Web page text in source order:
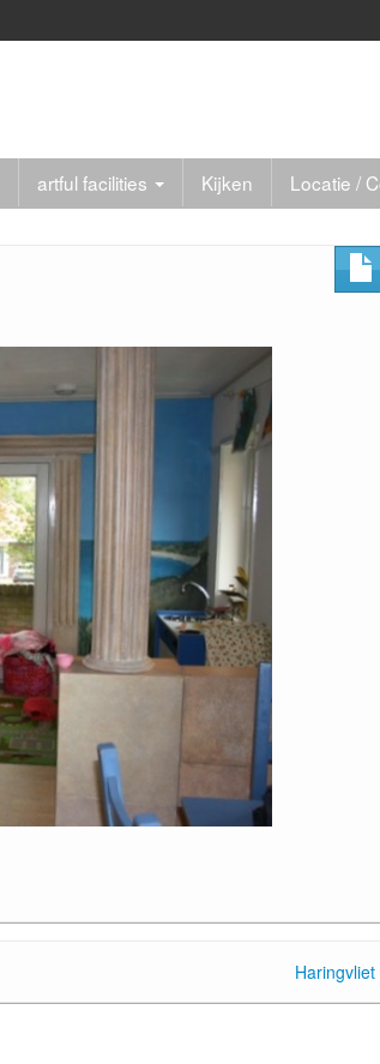
artful facilities Kijken Locatie /
Haringvliet